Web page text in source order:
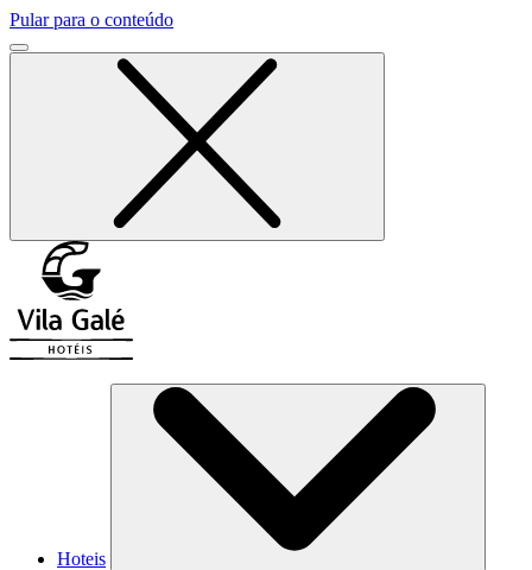
Pular para o conteúdo
Hoteis